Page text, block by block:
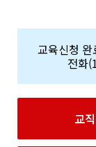
교육신청
전화
교